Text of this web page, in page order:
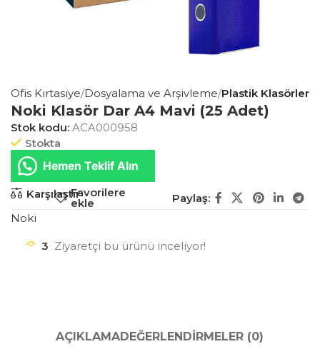
Ofis Kırtasiye Dosyalama ve Arşivleme Plastik Klasörler
Noki Klasör Dar A4 Mavi (25 Adet)
Stok kodu: ACA000958
Stokta
Hemen Teklif Alın
KarşılaştırFavorilere
ekle
Paylaş:
Noki
3 Ziyaretçi bu ürünü inceliyor!
AÇIKLAMADEĞERLENDIRMELER (0)